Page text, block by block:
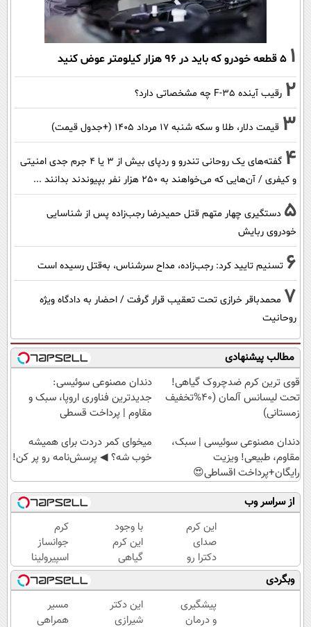
1 ۵ قطعه خودرو که باید در ۹۶ هزار کیلومتر عوض کنید
2 رقیب آینده F-35 چه مشخصاتی دارد؟
3 قیمت دلار، طلا و سکه شنبه ۱۷ مرداد ۱۴۰۵ (+جدول قیمت)
4
گفته‌های یک روحانی تندرو و ردپای بیش از ۳ یا ۴ جرم جدی امنیتی
و کیفری / آن‌هایی که می‌خواهند به ۲۵۰ هزار نفر بپیوندند بدانند ...
5 دستگیری چهار متهم قتل حمیدرضا رجب‌زاده پس از شناسایی
خودروی ربایش
6 تسنیم تایید کرد: رجب‌زاده، مداح سرشناس، به‌قتل رسیده است
7 محمدباقر خرازی تحت تعقیب قرار گرفت / احضار به دادگاه ویژه
روحانیت
مطالب پیشنهادی
قوی ترین کرم ضدچروک گیاهی!
تحت لیسانس آلمان (40%تخفیف
زمستانی)
دندان مصنوعی سوئیسی:
جدیدترین فناوری اروپا، سبک و
مقاوم | پرداخت قسطی
دندان مصنوعی سوئیسی | سبک،
مقاوم، طبیعی! ویزیت
رایگان+پرداخت اقساطی😍
میخوای کمر دردت برای همیشه
خوب شه؟ ◀ پرسش‌نامه رو پر کن!
از سراسر وب
این کرم
صدای
دکترا رو
در اورده
😳
چون
دیگه
با وجود
این کرم
گیاهی
دیگه
دور
بوتاکس
خط
کرم
جوانساز
اسپیرولینا
وبگردی
پیشگیری
و درمان
این دکتر
شیرازی
مسیر
همراهی